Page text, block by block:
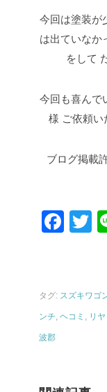
今回は塗装が
は出ていなか
をして
今回も喜んで
様 ご依頼
ブログ掲載
F
e
b
T
タグ: スズキワゴ
ンチ, ヘコミ , リ
波郡